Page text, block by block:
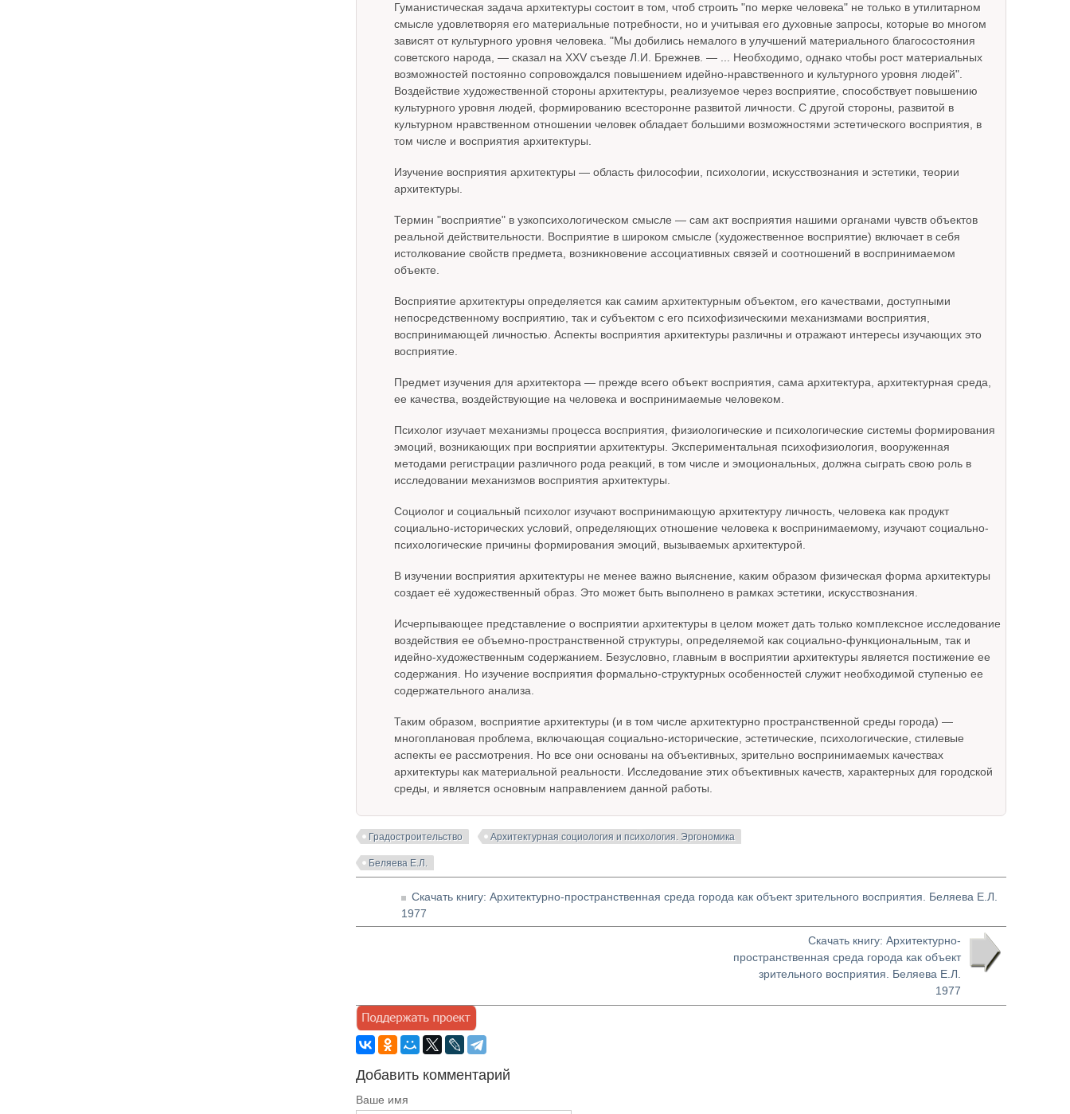
Гуманистическая задача архитектуры состоит в том, чтоб строить "по мерке человека" не только в утилитарном
смысле удовлетворяя его материальные потребности, но и учитывая его духовные запросы, которые во многом
зависят от культурного уровня человека. "Мы добились немалого в улучшений материального благосостояния
советского народа, — сказал на XXV съезде Л.И. Брежнев. — ... Необходимо, однако чтобы рост материальных
возможностей постоянно сопровождался повышением идейно-нравственного и культурного уровня людей".
Воздействие художественной стороны архитектуры, реализуемое через восприятие, способствует повышению
культурного уровня людей, формированию всесторонне развитой личности. С другой стороны, развитой в
культурном нравственном отношении человек обладает большими возможностями эстетического восприятия, в
том числе и восприятия архитектуры.
Изучение восприятия архитектуры — область философии, психологии, искусствознания и эстетики, теории
архитектуры.
Термин "восприятие" в узкопсихологическом смысле — сам акт восприятия нашими органами чувств объектов
реальной действительности. Восприятие в широком смысле (художественное восприятие) включает в себя
истолкование свойств предмета, возникновение ассоциативных связей и соотношений в воспринимаемом
объекте.
Восприятие архитектуры определяется как самим архитектурным объектом, его качествами, доступными
непосредственному восприятию, так и субъектом с его психофизическими механизмами восприятия,
воспринимающей личностью. Аспекты восприятия архитектуры различны и отражают интересы изучающих это
восприятие.
Предмет изучения для архитектора — прежде всего объект восприятия, сама архитектура, архитектурная среда,
ее качества, воздействующие на человека и воспринимаемые человеком.
Психолог изучает механизмы процесса восприятия, физиологические и психологические системы формирования
эмоций, возникающих при восприятии архитектуры. Экспериментальная психофизиология, вооруженная
методами регистрации различного рода реакций, в том числе и эмоциональных, должна сыграть свою роль в
исследовании механизмов восприятия архитектуры.
Социолог и социальный психолог изучают воспринимающую архитектуру личность, человека как продукт
социально-исторических условий, определяющих отношение человека к воспринимаемому, изучают социально-
психологические причины формирования эмоций, вызываемых архитектурой.
В изучении восприятия архитектуры не менее важно выяснение, каким образом физическая форма архитектуры
создает её художественный образ. Это может быть выполнено в рамках эстетики, искусствознания.
Исчерпывающее представление о восприятии архитектуры в целом может дать только комплексное исследование
воздействия ее объемно-пространственной структуры, определяемой как социально-функциональным, так и
идейно-художественным содержанием. Безусловно, главным в восприятии архитектуры является постижение ее
содержания. Но изучение восприятия формально-структурных особенностей служит необходимой ступенью ее
содержательного анализа.
Таким образом, восприятие архитектуры (и в том числе архитектурно пространственной среды города) —
многоплановая проблема, включающая социально-исторические, эстетические, психологические, стилевые
аспекты ее рассмотрения. Но все они основаны на объективных, зрительно воспринимаемых качествах
архитектуры как материальной реальности. Исследование этих объективных качеств, характерных для городской
среды, и является основным направлением данной работы.
Градостроительство Архитектурная социология и психология. Эргономика
Беляева Е.Л.
Скачать книгу: Архитектурно-пространственная среда города как объект зрительного восприятия. Беляева Е.Л.
1977
Скачать книгу: Архитектурно-
пространственная среда города как объект
зрительного восприятия. Беляева Е.Л.
1977
Добавить комментарий
Ваше имя